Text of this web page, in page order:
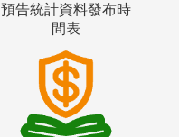
預告統計資料發布時
間表